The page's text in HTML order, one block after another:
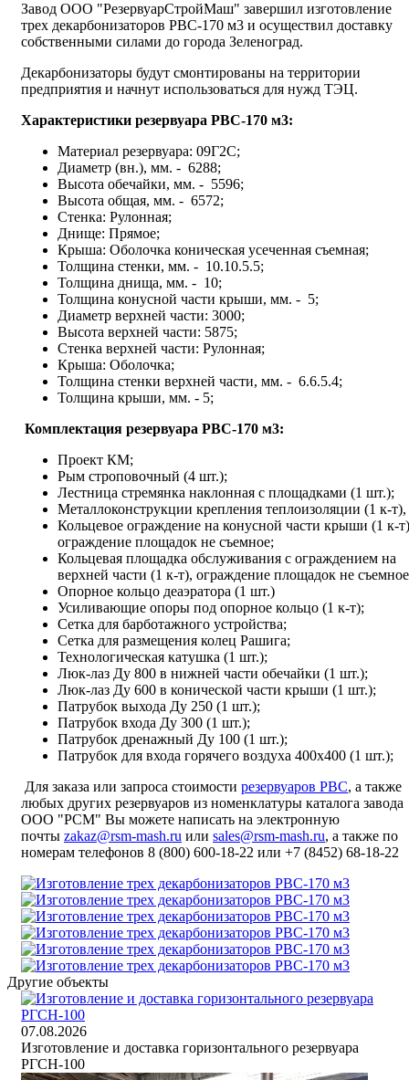
Завод ООО "РезервуарСтройМаш" завершил изготовление
трех декарбонизаторов РВС-170 м3 и осуществил доставку
собственными силами до города Зеленоград.
Декарбонизаторы будут смонтированы на территории
предприятия и начнут использоваться для нужд ТЭЦ.
Характеристики резервуара РВС-170 м3:
Материал резервуара: 09Г2С;
Диаметр (вн.), мм. - 6288;
Высота обечайки, мм. - 5596;
Высота общая, мм. - 6572;
Стенка: Рулонная;
Днище: Прямое;
Крыша: Оболочка коническая усеченная съемная;
Толщина стенки, мм. - 10.10.5.5;
Толщина днища, мм. - 10;
Толщина конусной части крыши, мм. - 5;
Диаметр верхней части: 3000;
Высота верхней части: 5875;
Стенка верхней части: Рулонная;
Крыша: Оболочка;
Толщина стенки верхней части, мм. - 6.6.5.4;
Толщина крыши, мм. - 5;
Комплектация резервуара РВС-170 м3:
Проект КМ;
Рым строповочный (4 шт.);
Лестница стремянка наклонная с площадками (1 шт.);
Металлоконструкции крепления теплоизоляции (1 к-т),
Кольцевое ограждение на конусной части крыши (1 к-
ограждение площадок не съемное;
Кольцевая площадка обслуживания с ограждением на
верхней части (1 к-т), ограждение площадок не
Опорное кольцо деаэратора (1 шт.)
Усиливающие опоры под опорное кольцо (1 к-т);
Сетка для барботажного устройства;
Сетка для размещения колец Рашига;
Технологическая катушка (1 шт.);
Люк-лаз Ду 800 в нижней части обечайки (1 шт.);
Люк-лаз Ду 600 в конической части крыши (1 шт.);
Патрубок выхода Ду 250 (1 шт.);
Патрубок входа Ду 300 (1 шт.);
Патрубок дренажный Ду 100 (1 шт.);
Патрубок для входа горячего воздуха 400х400 (1 шт.);
Для заказа или запроса стоимости резервуаров РВС, а также
любых других резервуаров из номенклатуры каталога завода
ООО "РСМ" Вы можете написать на электронную
почты zakaz@rsm-mash.ru или sales@rsm-mash.ru, а также по
номерам телефонов 8 (800) 600-18-22 или +7 (8452) 68-18-22
Другие объекты
07.08.2026
Изготовление и доставка горизонтального резервуара
РГСН-100